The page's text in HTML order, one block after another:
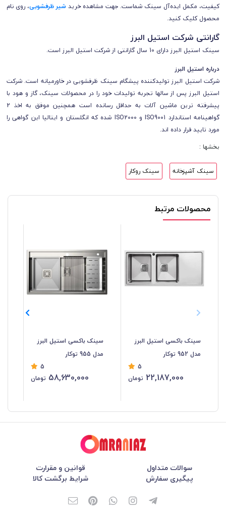
کیفیت، مکمل ایده‌آل سینک شماست. جهت مشاهده خریدشیر ظرفشویی، روی نام
محصول کلیک کنید.
گارانتی شرکت استیل البرز
سینک‌ استیل البرز دارای 10 سال گارانتی از شرکت استیل البرز است.
درباره استیل البرز
شرکت استیل البرز تولیدکننده پیشگام سینک ظرفشویی در خاورمیانه است. شرکت
استیل البرز پس از سالها تجربه تولیدات خود را در محصولات سینک، گاز و هود با
پیشرفته ترین ماشین آلات به حداقل رسانده است همچنین موفق به اخذ 2
گواهینامه استاندارد ISO9001 و ISO2000 شده که انگلستان و ایتالیا این گواهی را
مورد تایید قرار داده اند.
بخشها :
سینک آشپزخانه سینک روکار
محصولات مرتبط
سینک باکسی استیل البرز
مدل 952 توکار
5
22,187,000 تومان
سینک باکسی استیل البرز
مدل 955 توکار
5
58,630,000 تومان
سوالات متداول
قوانین و مقرارت
پیگیری سفارش
شرایط برگشت کالا